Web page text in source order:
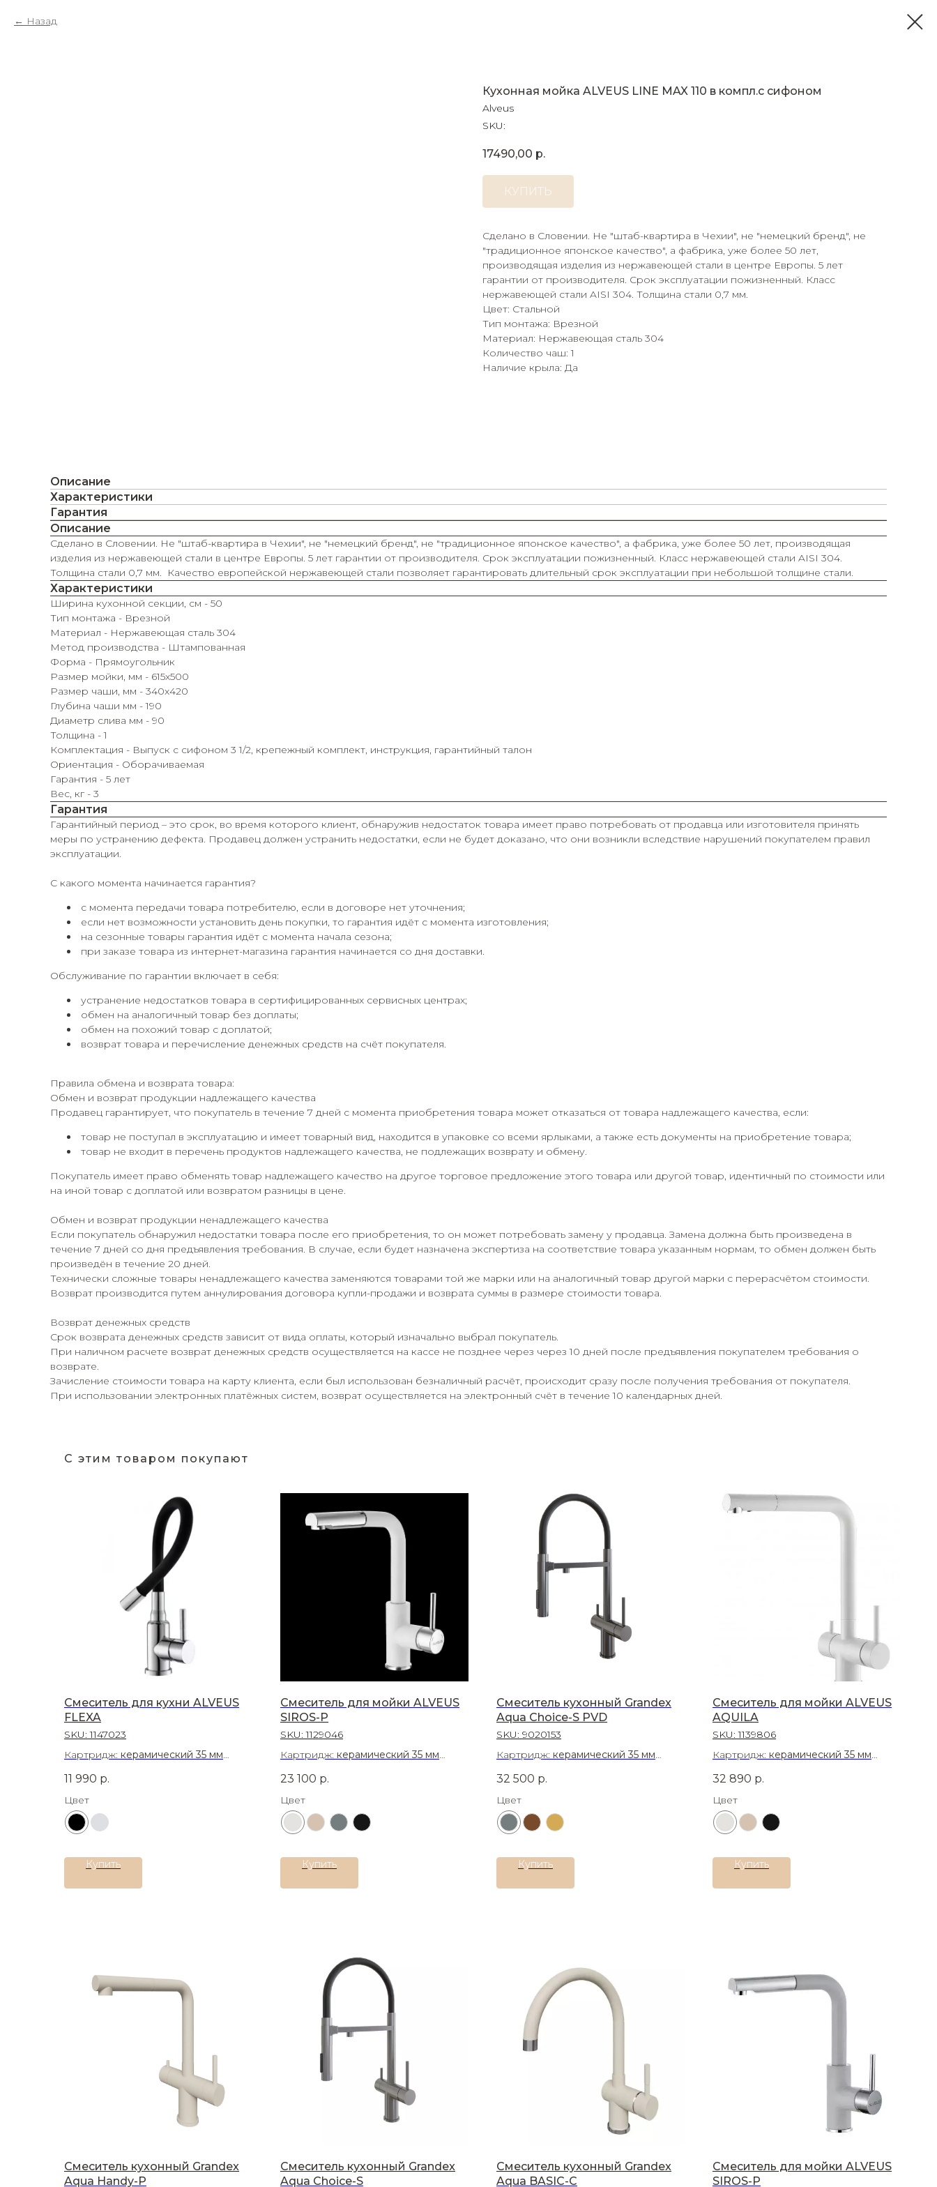
Назад
Кухонная мойка ALVEUS LINE MAX 110 в компл.с сифоном
Alveus
SKU:
17490,00 р.
КУПИТЬ
Сделано в Словении. Не "штаб-квартира в Чехии", не "немецкий бренд", не
"традиционное японское качество", а фабрика, уже более 50 лет,
производящая изделия из нержавеющей стали в центре Европы. 5 лет
гарантии от производителя. Срок эксплуатации пожизненный. Класс
нержавеющей стали AISI 304. Толщина стали 0,7 мм.
Цвет: Стальной
Тип монтажа: Врезной
Материал: Нержавеющая сталь 304
Количество чаш: 1
Наличие крыла: Да
Описание
Характеристики
Гарантия
Описание
Сделано в Словении. Не "штаб-квартира в Чехии", не "немецкий бренд", не "традиционное японское качество", а фабрика, уже более 50 лет, производящая
изделия из нержавеющей стали в центре Европы. 5 лет гарантии от производителя. Срок эксплуатации пожизненный. Класс нержавеющей стали AISI 304.
Толщина стали 0,7 мм. Качество европейской нержавеющей стали позволяет гарантировать длительный срок эксплуатации при небольшой толщине стали.
Характеристики
Ширина кухонной секции, см - 50
Тип монтажа - Врезной
Материал - Нержавеющая сталь 304
Метод производства - Штампованная
Форма - Прямоугольник
Размер мойки, мм - 615х500
Размер чаши, мм - 340х420
Глубина чаши мм - 190
Диаметр слива мм - 90
Толщина - 1
Комплектация - Выпуск с сифоном 3 1/2, крепежный комплект, инструкция, гарантийный талон
Ориентация - Оборачиваемая
Гарантия - 5 лет
Вес, кг - 3
Гарантия
Гарантийный период – это срок, во время которого клиент, обнаружив недостаток товара имеет право потребовать от продавца или изготовителя принять
меры по устранению дефекта. Продавец должен устранить недостатки, если не будет доказано, что они возникли вследствие нарушений покупателем правил
эксплуатации.
С какого момента начинается гарантия?
с момента передачи товара потребителю, если в договоре нет уточнения;
если нет возможности установить день покупки, то гарантия идёт с момента изготовления;
на сезонные товары гарантия идёт с момента начала сезона;
при заказе товара из интернет-магазина гарантия начинается со дня доставки.
Обслуживание по гарантии включает в себя:
устранение недостатков товара в сертифицированных сервисных центрах;
обмен на аналогичный товар без доплаты;
обмен на похожий товар с доплатой;
возврат товара и перечисление денежных средств на счёт покупателя.
Правила обмена и возврата товара:
Обмен и возврат продукции надлежащего качества
Продавец гарантирует, что покупатель в течение 7 дней с момента приобретения товара может отказаться от товара надлежащего качества, если:
товар не поступал в эксплуатацию и имеет товарный вид, находится в упаковке со всеми ярлыками, а также есть документы на приобретение товара;
товар не входит в перечень продуктов надлежащего качества, не подлежащих возврату и обмену.
Покупатель имеет право обменять товар надлежащего качество на другое торговое предложение этого товара или другой товар, идентичный по стоимости или
на иной товар с доплатой или возвратом разницы в цене.
Обмен и возврат продукции ненадлежащего качества
Если покупатель обнаружил недостатки товара после его приобретения, то он может потребовать замену у продавца. Замена должна быть произведена в
течение 7 дней со дня предъявления требования. В случае, если будет назначена экспертиза на соответствие товара указанным нормам, то обмен должен быть
произведён в течение 20 дней.
Технически сложные товары ненадлежащего качества заменяются товарами той же марки или на аналогичный товар другой марки с перерасчётом стоимости.
Возврат производится путем аннулирования договора купли-продажи и возврата суммы в размере стоимости товара.
Возврат денежных средств
Срок возврата денежных средств зависит от вида оплаты, который изначально выбрал покупатель.
При наличном расчете возврат денежных средств осуществляется на кассе не позднее через через 10 дней после предъявления покупателем требования о
возврате.
Зачисление стоимости товара на карту клиента, если был использован безналичный расчёт, происходит сразу после получения требования от покупателя.
При использовании электронных платёжных систем, возврат осуществляется на электронный счёт в течение 10 календарных дней.
С этим товаром покупают
Смеситель для кухни ALVEUS
FLEXA
SKU:1147023
Картридж: керамический 35 мм
11 990 р.
Цвет
Купить
Смеситель для мойки ALVEUS
SIROS-P
SKU:1129046
Картридж: керамический 35 мм
23 100 р.
Цвет
Купить
Смеситель кухонный Grandex
Aqua Choice-S PVD
SKU: 9020153
Картридж: керамический 35 мм
32 500 р.
Цвет
Купить
Смеситель для мойки ALVEUS
AQUILA
SKU:1139806
Картридж: керамический 35 мм
32 890 р.
Цвет
Купить
Смеситель кухонный Grandex
Aqua Handy-P
Смеситель кухонный Grandex
Aqua Choice-S
Смеситель кухонный Grandex
Aqua BASIC-C
Смеситель для мойки ALVEUS
SIROS-P